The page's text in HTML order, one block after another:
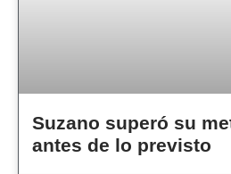
Suzano superó su
antes de lo previsto